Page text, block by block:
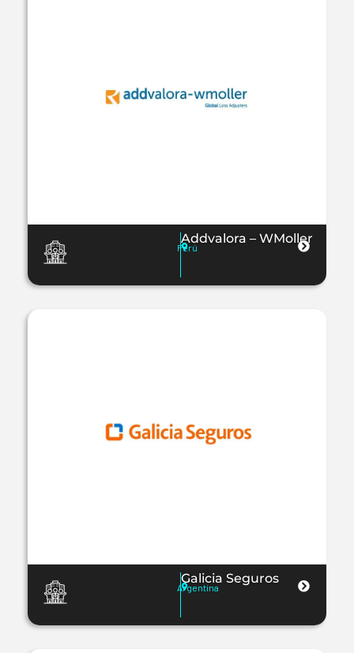
Addvalora – WMoller
Perú
Galicia Seguros
Argentina